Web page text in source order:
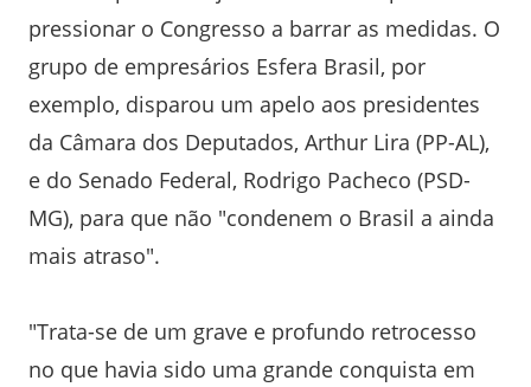
pressionar o Congresso a barrar as medidas. O
grupo de empresários Esfera Brasil, por
exemplo, disparou um apelo aos presidentes
da Câmara dos Deputados, Arthur Lira (PP-AL),
e do Senado Federal, Rodrigo Pacheco (PSD-
MG), para que não "condenem o Brasil a ainda
mais atraso".
"Trata-se de um grave e profundo retrocesso
no que havia sido uma grande conquista em